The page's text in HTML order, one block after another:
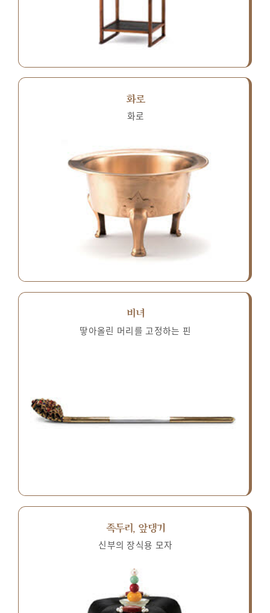
화로
화로
비녀
땋아올린 머리를 고정하는 핀
족두리, 앞댕기
신부의 장식용 모자